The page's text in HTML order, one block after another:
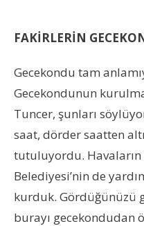
FAKİRLERİN
Gecekondu tam
Gecekondunun
Tuncer, şunları
saat, dörder saatten
tutuluyordu. Havaların
Belediyesi’nin de
kurduk. Gördüğünüzü
burayı gecekondudan